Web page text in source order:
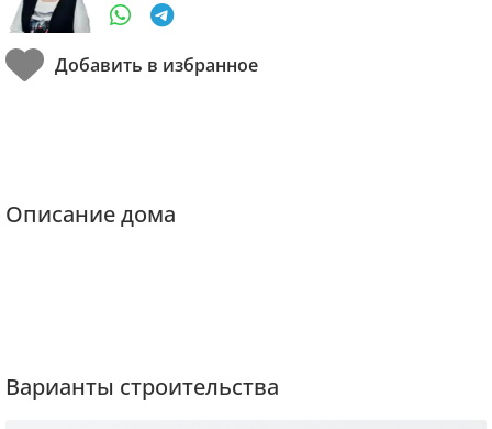
Описание дома
Варианты строительства